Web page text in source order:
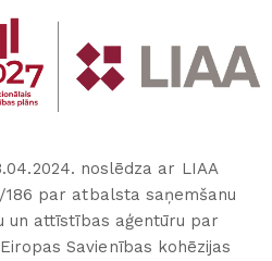
noslēdza ar LIAA
186 par atbalsta saņemšanu
un attīstības aģentūru par
Savienības kohēzijas